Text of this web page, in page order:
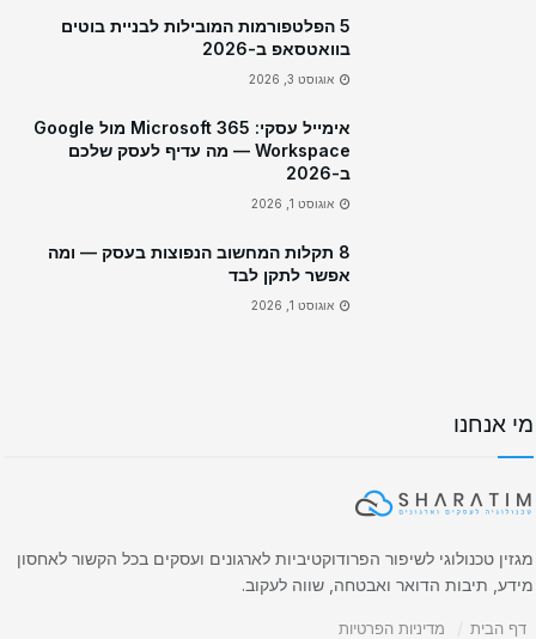
5 הפלטפורמות המובילות לבניית בוטים
בוואטסאפ ב-2026
אוגוסט 3, 2026
אימייל עסקי: Microsoft 365 מול Google
Workspace — מה עדיף לעסק שלכם
ב-2026
אוגוסט 1, 2026
8 תקלות המחשוב הנפוצות בעסק — ומה
אפשר לתקן לבד
אוגוסט 1, 2026
מי אנחנו
מגזין טכנולוגי לשיפור הפרודוקטיביות לארגונים ועסקים בכל הקשור לאחסון
מידע, תיבות הדואר ואבטחה, שווה לעקוב.
דף הבית מדיניות הפרטיות